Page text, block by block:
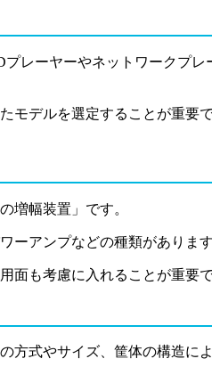
レーヤーやネットワークプレ
モデルを選定することが重要
増幅装置」です。
ーアンプなどの種類があります
面も考慮に入れることが重要で
方式やサイズ、筐体の構造に